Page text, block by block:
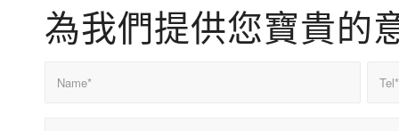
為我們提供您寶貴的